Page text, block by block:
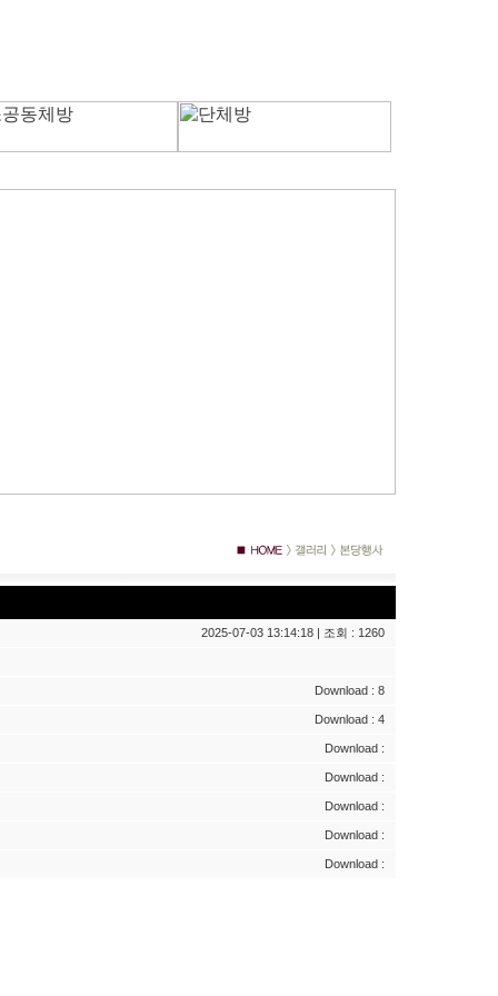
2025-07-03 13:14:18 | 조회 : 1260
Download : 8
Download : 4
Download :
Download :
Download :
Download :
Download :